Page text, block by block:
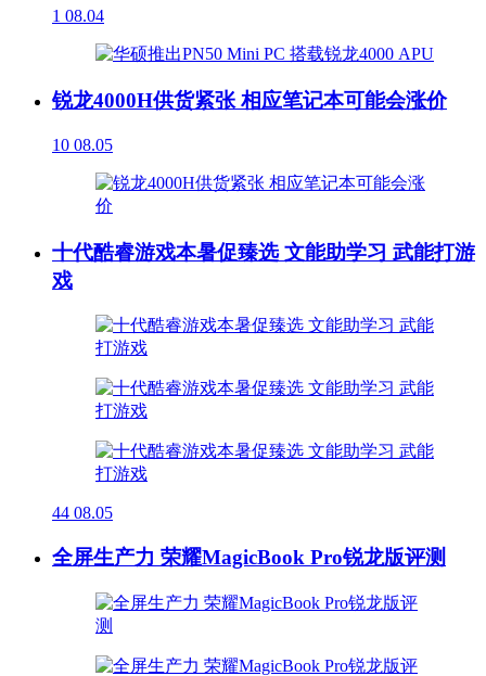
1 08.04
锐龙4000H供货紧张 相应笔记本可能会涨价
10 08.05
十代酷睿游戏本暑促臻选 文能助学习 武能打游
戏
44 08.05
全屏生产力 荣耀MagicBook Pro锐龙版评测